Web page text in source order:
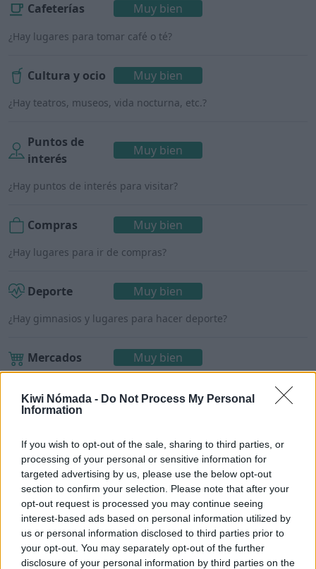
Kiwi Nómada - Do Not Process My Personal
Information
If you wish to opt-out of the sale, sharing to third parties, or
processing of your personal or sensitive information for
targeted advertising by us, please use the below opt-out
section to confirm your selection. Please note that after your
opt-out request is processed you may continue seeing
interest-based ads based on personal information utilized by
us or personal information disclosed to third parties prior to
your opt-out. You may separately opt-out of the further
disclosure of your personal information by third parties on the
Cafeterías Muy bien
¿Hay lugares para tomar café o té?
Cultura y ocio Muy bien
¿Hay teatros, museos, vida nocturna, etc.?
Puntos de
interés
Muy bien
¿Hay puntos de interés para visitar?
Compras Muy bien
¿Hay lugares para ir de compras?
Deporte Muy bien
¿Hay gimnasios y lugares para hacer deporte?
Mercados Muy bien
Shanghái para nómadas
digitales
Una vez detallados los puntos anteriores,
¿Shanghái es un buen lugar para vivir como
nómada digital?